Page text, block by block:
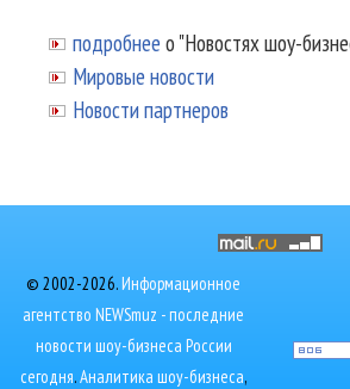
подробнее о "Новостях шоу-
Мировые новости
Новости партнеров
© 2002-2026.Информационное
агентство NEWSmuz - последние
новости шоу-бизнеса России
сегодня.Аналитика шоу-бизнеса,